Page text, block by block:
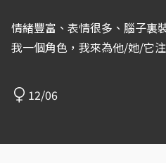
情緒豐富、表情很多、腦子裏
我一個角色，我來為他/她/它注
12/06